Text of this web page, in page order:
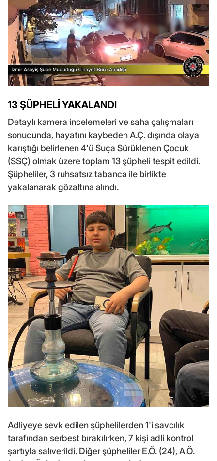
13 ŞÜPHELİ YAKALANDI
Detaylı kamera incelemeleri ve saha çalışmaları
sonucunda, hayatını kaybeden A.Ç. dışında olaya
karıştığı belirlenen 4'ü Suça Sürüklenen Çocuk
(SSÇ) olmak üzere toplam 13 şüpheli tespit edildi.
Şüpheliler, 3 ruhsatsız tabanca ile birlikte
yakalanarak gözaltına alındı.
Adliyeye sevk edilen şüphelilerden 1'i savcılık
tarafından serbest bırakılırken, 7 kişi adli kontrol
şartıyla salıverildi. Diğer şüpheliler E.Ö. (24), A.Ö.